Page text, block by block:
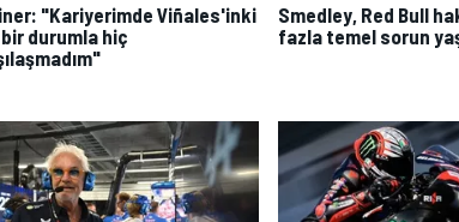
"Kariyerimde Viñales'inki
durumla hiç
Smedley, Red Bull
fazla temel sorun